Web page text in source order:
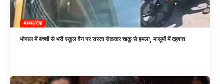
मध्यप्रदेश
भोपाल में बच्चों से भरी स्कूल वैन पर रास्ता रोककर चाकू से हमला, मासूमों में दहशत